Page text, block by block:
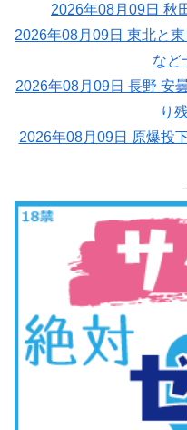
2026年08月09日 秋
2026年08月09日 東北と
など
2026年08月09日 長野 安
り
2026年08月09日 原爆投